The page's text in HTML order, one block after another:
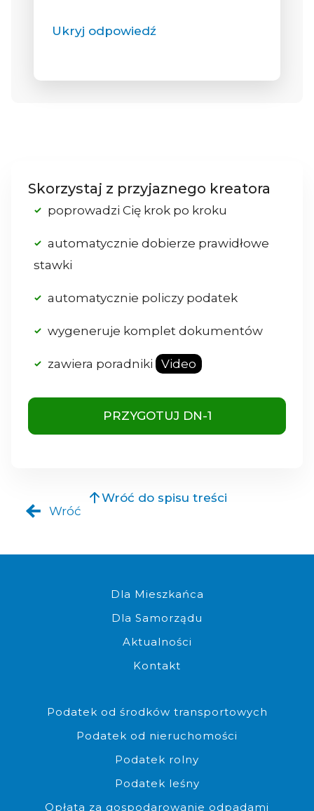
Ukryj odpowiedź
Skorzystaj z przyjaznego kreatora
poprowadzi Cię krok po kroku
automatycznie dobierze prawidłowe
stawki
automatycznie policzy podatek
wygeneruje komplet dokumentów
zawiera poradniki Video
PRZYGOTUJ DN-1
Wróć do spisu treści
Wróć
Komplet dokumentów do
Dla Mieszkańca
Dla Samorządu
Aktualności
Kontakt
Możliwość złożenia
Podatek od środków transportowych
Podatek od nieruchomości
Podatek rolny
Podatek leśny
Opłata za gospodarowanie odpadami